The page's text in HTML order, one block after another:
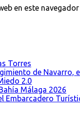
en este
Torres
de Navarro,
2.0
Málaga 2026
Embarcadero